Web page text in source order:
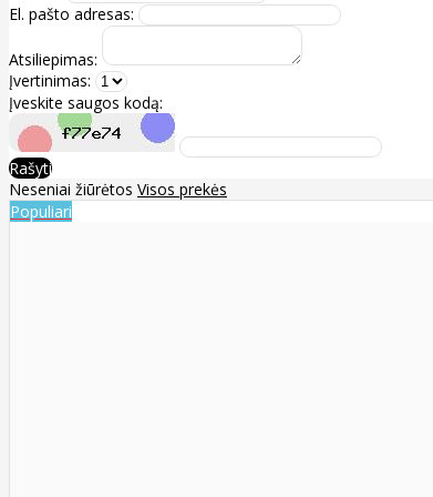
El. pašto adresas:
Atsiliepimas:
Įvertinimas:
Įveskite saugos kodą:
Rašyti
Neseniai žiūrėtos Visos prekės
Populiari